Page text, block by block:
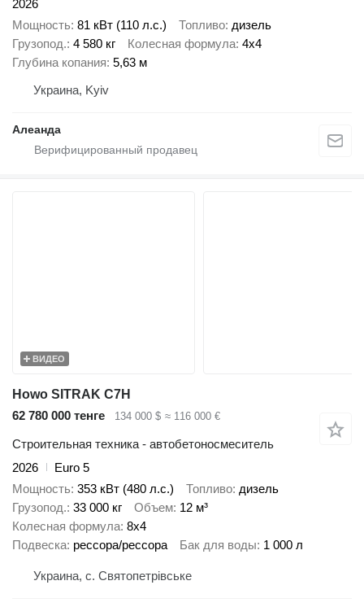
2026
Мощность 81 кВт (110 л.с.) Топливо дизель
Грузопод. 4 580 кг Колесная формула 4x4
Глубина копания 5,63 м
Украина, Kyiv
Алеанда
ВИДЕО
Howo SITRAK C7H
62 780 000 тенге
134 000 $ ≈ 116 000 €
Строительная техника - автобетоносмеситель
2026
Euro 5
Мощность 353 кВт (480 л.с.) Топливо дизель
Грузопод. 33 000 кг Объем 12 м³
Колесная формула 8x4
Подвеска рессора/рессора Бак для воды 1 000 л
Украина, с. Святопетрівське